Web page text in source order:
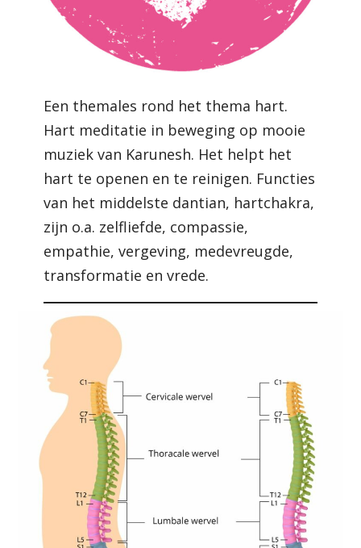
Een themales rond het thema hart.
Hart meditatie in beweging op mooie
muziek van Karunesh. Het helpt het
hart te openen en te reinigen. Functies
van het middelste dantian, hartchakra,
zijn o.a. zelfliefde, compassie,
empathie, vergeving, medevreugde,
transformatie en vrede.